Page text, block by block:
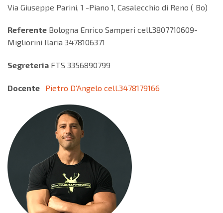
Via Giuseppe Parini, 1 -Piano 1, Casalecchio di Reno ( Bo)
Referente Bologna Enrico Samperi cell.3807710609-
Migliorini Ilaria 3478106371
Segreteria FTS 3356890799
Docente Pietro D’Angelo cell.3478179166